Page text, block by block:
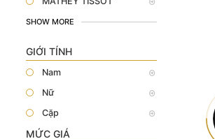
SHOW MORE
GIỚI TÍNH
Nam
Nữ
Cặp
MỨC GIÁ